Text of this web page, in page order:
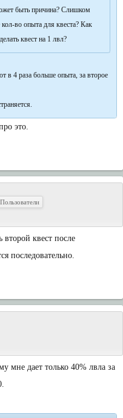
быть причина? Слишком
во опыта для квеста? Как
квест на 1 лвл?
в 4 раза больше опыта, за второе
это.
Пользователи
квест после
последовательно.
мне дает только 40% лвла за